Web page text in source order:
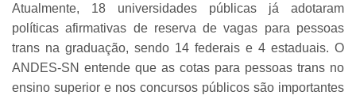
Atualmente, 18 universidades públicas já adotaram
políticas afirmativas de reserva de vagas para pessoas
trans na graduação, sendo 14 federais e 4 estaduais. O
ANDES-SN entende que as cotas para pessoas trans no
ensino superior e nos concursos públicos são importantes